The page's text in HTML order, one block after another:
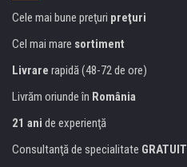
Cele mai bune preţuri preţuri
Cel mai mare sortiment
Livrare rapidă (48-72 de ore)
Livrăm oriunde în România
21 ani de experienţă
Consultanţă de specialitate GRATUIT